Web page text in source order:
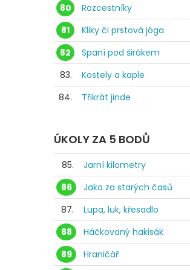
80
Rozcestníky
81
Kliky či prstová jóga
82
Spaní pod širákem
83.
Kostely a kaple
84.
Třikrát jinde
ÚKOLY ZA 5 BODŮ
85.
Jarní kilometry
86
Jako za starých časů
87.
Lupa, luk, křesadlo
88
Háčkovaný hakisák
89
Hraničář